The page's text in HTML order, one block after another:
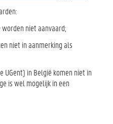
niet aanvaard;
niet in aanmerking als
UGent) in België komen niet in
is wel mogelijk in een